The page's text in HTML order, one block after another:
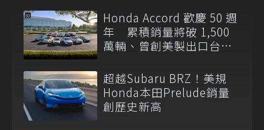
Honda Accord 歡慶 50 週
年 累積銷量將破 1,500
萬輛、曾創美製出口台灣
超越Subaru BRZ！美規
Honda本田Prelude銷量
創歷史新高